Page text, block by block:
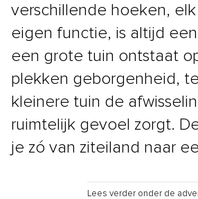
verschillende hoeken,
eigen functie, is altijd
een grote tuin ontstaat
plekken geborgenheid,
kleinere tuin de
ruimtelijk gevoel zorgt.
je zó van ziteiland naar
Lees verder onder de